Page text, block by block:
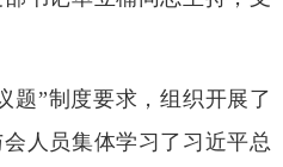
题”制度要求，组织开展了
人员集体学习了习近平总